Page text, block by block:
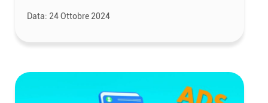
Data: 24 Ottobre 2024